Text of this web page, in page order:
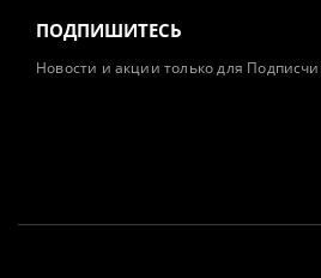
ПОДПИШИТЕСЬ
Новости и акции только для